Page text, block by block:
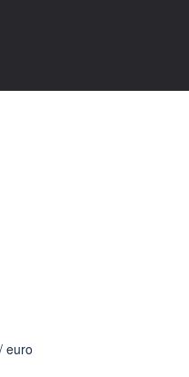
euro